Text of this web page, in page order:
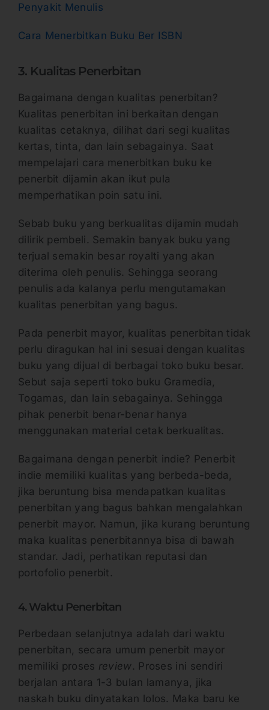
Penyakit Menulis
Cara Menerbitkan Buku Ber ISBN
3. Kualitas Penerbitan
Bagaimana dengan kualitas penerbitan?
Kualitas penerbitan ini berkaitan dengan
kualitas cetaknya, dilihat dari segi kualitas
kertas, tinta, dan lain sebagainya. Saat
mempelajari cara menerbitkan buku ke
penerbit dijamin akan ikut pula
memperhatikan poin satu ini.
Sebab buku yang berkualitas dijamin mudah
dilirik pembeli. Semakin banyak buku yang
terjual semakin besar royalti yang akan
diterima oleh penulis. Sehingga seorang
penulis ada kalanya perlu mengutamakan
kualitas penerbitan yang bagus.
Pada penerbit mayor, kualitas penerbitan tidak
perlu diragukan hal ini sesuai dengan kualitas
buku yang dijual di berbagai toko buku besar.
Sebut saja seperti toko buku Gramedia,
Togamas, dan lain sebagainya. Sehingga
pihak penerbit benar-benar hanya
menggunakan material cetak berkualitas.
Bagaimana dengan penerbit indie? Penerbit
indie memiliki kualitas yang berbeda-beda,
jika beruntung bisa mendapatkan kualitas
penerbitan yang bagus bahkan mengalahkan
penerbit mayor. Namun, jika kurang beruntung
maka kualitas penerbitannya bisa di bawah
standar. Jadi, perhatikan reputasi dan
portofolio penerbit.
4. Waktu Penerbitan
Perbedaan selanjutnya adalah dari waktu
penerbitan, secara umum penerbit mayor
memiliki proses review. Proses ini sendiri
berjalan antara 1-3 bulan lamanya, jika
naskah buku dinyatakan lolos. Maka baru ke